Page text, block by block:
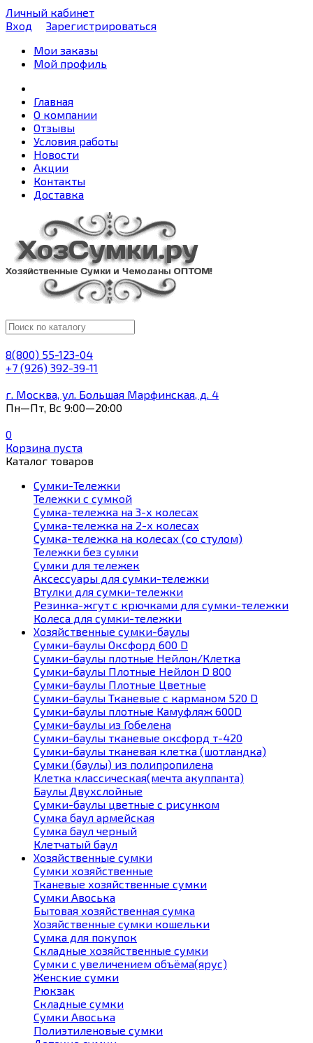
Личный кабинет
Вход
Зарегистрироваться
Мои заказы
Мой профиль
Главная
О компании
Отзывы
Условия работы
Новости
Акции
Контакты
Доставка
8(800) 55-123-04
+7 (926) 392-39-11
г. Москва, ул. Большая Марфинская, д. 4
Пн—Пт, Вс 9:00—20:00
0
Корзина пуста
Каталог товаров
Сумки-Тележки
Тележки с сумкой
Сумка-тележка на 3-х колесах
Сумка-тележка на 2-х колесах
Сумка-тележка на колесах (со стулом)
Тележки без сумки
Сумки для тележек
Аксессуары для сумки-тележки
Втулки для сумки-тележки
Резинка-жгут с крючками для сумки-тележки
Колеса для сумки-тележки
Хозяйственные сумки-баулы
Сумки-баулы Оксфорд 600 D
Сумки-баулы плотные Нейлон/Клетка
Сумки-баулы Плотные Нейлон D 800
Сумки-баулы Плотные Цветные
Сумки-баулы Тканевые с карманом 520 D
Сумки-баулы плотные Камуфляж 600D
Сумки-баулы из Гобелена
Сумки-баулы тканевые оксфорд т-420
Сумки-баулы тканевая клетка (шотландка)
Сумки (баулы) из полипропилена
Клетка классическая(мечта акуппанта)
Баулы Двухслойные
Сумки-баулы цветные с рисунком
Сумка баул армейская
Сумка баул черный
Клетчатый баул
Хозяйственные сумки
Сумки хозяйственные
Тканевые хозяйственные сумки
Сумки Авоська
Бытовая хозяйственная сумка
Хозяйственные сумки кошельки
Сумка для покупок
Складные хозяйственные сумки
Сумки с увеличением объёма(ярус)
Женские сумки
Рюкзак
Складные сумки
Сумки Авоська
Полиэтиленовые сумки